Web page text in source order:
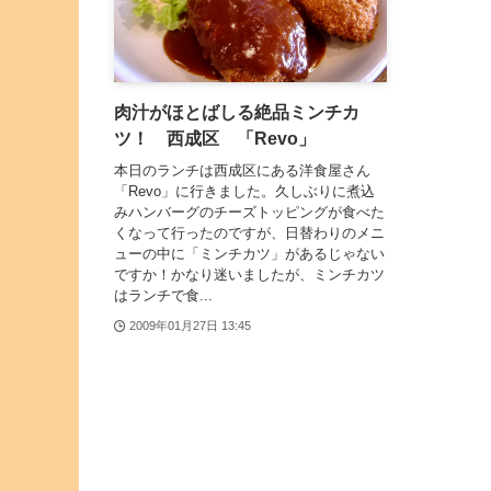
肉汁がほとばしる絶品ミンチカ
ツ！ 西成区 「Revo」
本日のランチは西成区にある洋食屋さん
「Revo」に行きました。久しぶりに煮込
みハンバーグのチーズトッピングが食べた
くなって行ったのですが、日替わりのメニ
ューの中に「ミンチカツ」があるじゃない
ですか！かなり迷いましたが、ミンチカツ
はランチで食...
2009年01月27日 13:45